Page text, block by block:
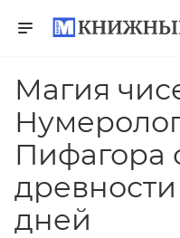
Магия
Пифагора
дней